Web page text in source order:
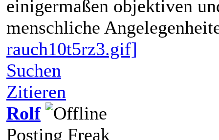
einigermaßen objektiven
menschliche
rauch10t5rz3.gif]
Suchen
Zitieren
Rolf
Posting Freak